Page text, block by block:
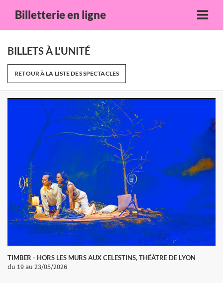
Billetterie en ligne
BILLETS À L'UNITÉ
RETOUR À LA LISTE DES SPECTACLES
TIMBER - HORS LES MURS AUX CELESTINS, THÉÂTRE DE LYON
du 19au 23/05/2026